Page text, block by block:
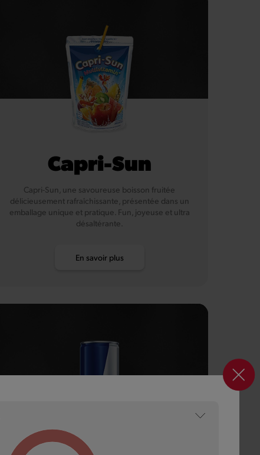
Capri-Sun
Capri-Sun, une savoureuse boisson fruitée
délicieusement rafraîchissante, présentée dans un
emballage unique et pratique. Fun, joyeuse et ultra
désaltérante.
En savoir plus